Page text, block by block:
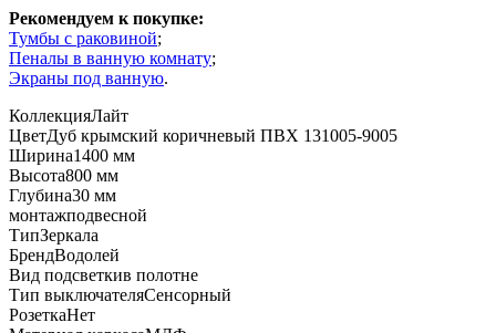
Рекомендуем к покупке:
Тумбы с раковиной;
Пеналы в ванную комнату;
Экраны под ванную.
КоллекцияЛайт
ЦветДуб крымский коричневый ПВХ 131005-9005
Ширина1400 мм
Высота800 мм
Глубина30 мм
монтажподвесной
ТипЗеркала
БрендВодолей
Вид подсветкив полотне
Тип выключателяСенсорный
РозеткаНет